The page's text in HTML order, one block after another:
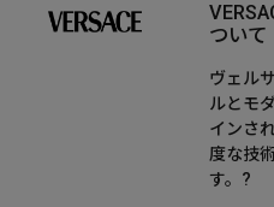
ついて
ヴェル
ルとモ
インさ
度な技
す。?